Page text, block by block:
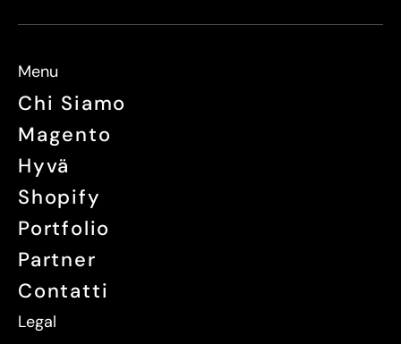
Menu
Chi Siamo
Magento
Hyvä
Shopify
Portfolio
Partner
Contatti
Legal